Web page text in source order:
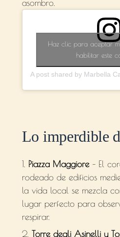
asombro.
Haz clic para aceptar
habilitar este
Lo imperdible
Piazza Maggiore– El
rodeado de edificios
la vida local se mezcla
lugar perfecto para
respirar.
Torre degli Asinelli y